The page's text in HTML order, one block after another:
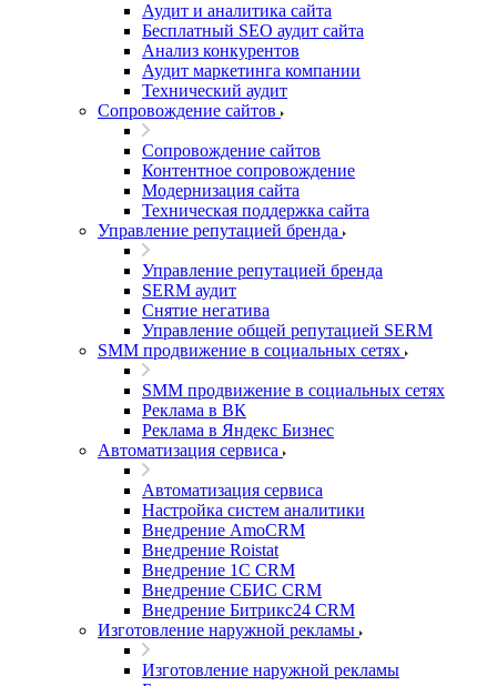
Аудит и аналитика сайта
Бесплатный SEO аудит сайта
Анализ конкурентов
Аудит маркетинга компании
Технический аудит
Сопровождение сайтов
Сопровождение сайтов
Контентное сопровождение
Модернизация сайта
Техническая поддержка сайта
Управление репутацией бренда
Управление репутацией бренда
SERM аудит
Снятие негатива
Управление общей репутацией SERM
SMM продвижение в социальных сетях
SMM продвижение в социальных сетях
Реклама в ВК
Реклама в Яндекс Бизнес
Автоматизация сервиса
Автоматизация сервиса
Настройка систем аналитики
Внедрение AmoCRM
Внедрение Roistat
Внедрение 1С CRM
Внедрение СБИС CRM
Внедрение Битрикс24 CRM
Изготовление наружной рекламы
Изготовление наружной рекламы